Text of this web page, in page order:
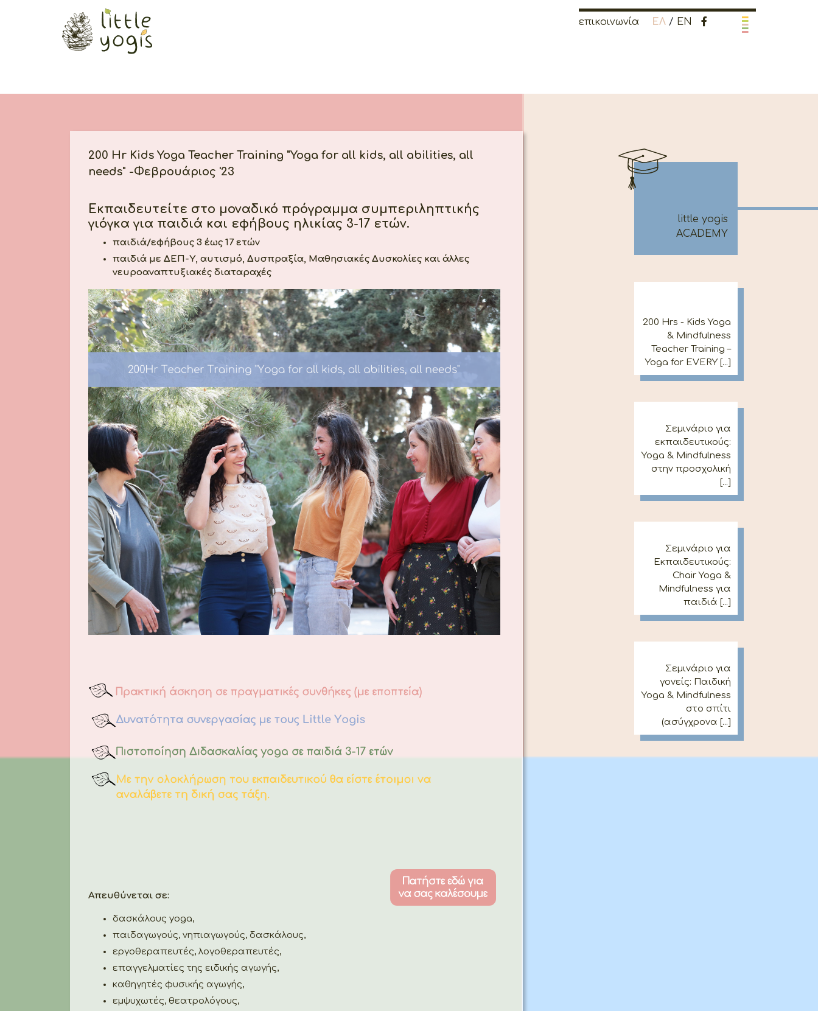
επικοινωνία ΕΛ/ EN
200 Hr Kids Yoga Teacher Training "Yoga for all kids, all abilities, all
needs" -Φεβρουάριος '23
Eκπαιδευτείτε στο μοναδικό πρόγραμμα συμπεριληπτικής
γιόγκα για παιδιά και εφήβους ηλικίας 3-17 ετών.
παιδιά/εφήβους 3 έως 17 ετών
παιδιά με ΔΕΠ-Υ, αυτισμό, Δυσπραξία, Μαθησιακές Δυσκολίες και άλλες
νευροαναπτυξιακές διαταραχές
Απευθύνεται σε:
δασκάλους yoga,
παιδαγωγούς, νηπιαγωγούς, δασκάλους,
εργοθεραπευτές, λογοθεραπευτές,
επαγγελματίες της ειδικής αγωγής,
καθηγητές φυσικής αγωγής,
εμψυχωτές, θεατρολόγους,
little yogis
ACADEMY
200 Hrs - Kids Yoga
& Mindfulness
Teacher Training –
Yoga for EVERY [...]
Σεμινάριο για
εκπαιδευτικούς:
Yoga & Mindfulness
στην προσχολική
[...]
Σεμινάριο για
Εκπαιδευτικούς:
Chair Yoga &
Mindfulness για
παιδιά [...]
Σεμινάριο για
γονείς: Παιδική
Yoga & Mindfulness
στο σπίτι
(ασύγχρονα [...]